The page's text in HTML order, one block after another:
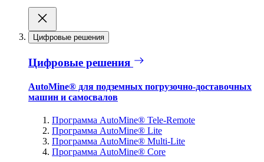
Цифровые решения
Цифровые решения
AutoMine® для подземных погрузочно-доставочных
машин и самосвалов
Программа AutoMine® Tele-Remote
Программа AutoMine® Lite
Программа AutoMine® Multi-Lite
Программа AutoMine® Core